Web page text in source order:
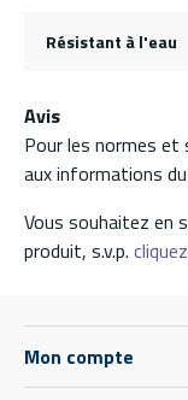
Résistant à l'eau
Avis
Pour les normes et
aux informations
Vous souhaitez en
produit, s.v.p.
Mon compte